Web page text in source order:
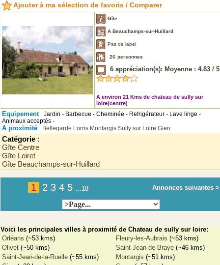
Ajouter à ma sélection de favoris / Comparer
Gîte
A Beauchamps-sur-Huillard
Pas de label
26 personnes
6 appréciation(s): Moyenne : 4.83 / 5
A environ 21 Kms de chateau de sully sur
loire(centre)
Equipement
Jardin - Barbecue - Cheminée - Refrigérateur - Lave linge -
Animaux acceptés -
A proximité Bellegarde Lorris Montargis Sully sur Loire Gien
Catégorie :
Gîte Centre
Gîte Loiret
Gîte Beauchamps-sur-Huillard
1 2 3 4 5 ...18 Annonces suivantes >
Voici les principales villes à proximité de Chateau de sully sur loire:
Orléans (~53 kms) Fleury-les-Aubrais (~53 kms)
Olivet (~50 kms) Saint-Jean-de-Braye (~46 kms)
Saint-Jean-de-la-Ruelle (~55 kms) Montargis (~51 kms)